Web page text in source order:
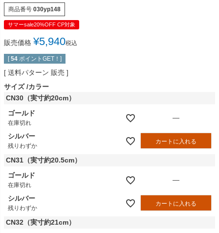
商品番号 030yp148
サマーsale20%OFF CP対象
販売価格 ¥5,940税込
[ 54 ポイントGET！]
送料パターン 販売
サイズ カラー
CN30（実寸約20cm）
ゴールド
在庫切れ
—
シルバー
残りわずか
カートに入れる
CN31（実寸約20.5cm）
ゴールド
在庫切れ
—
シルバー
残りわずか
カートに入れる
CN32（実寸約21cm）